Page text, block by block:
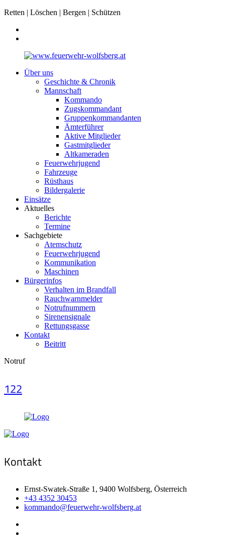
Retten | Löschen | Bergen | Schützen
Über uns
Geschichte & Chronik
Mannschaft
Kommando
Zugskommandant
Gruppenkommandanten
Ämterführer
Aktive Mitglieder
Gastmitglieder
Altkameraden
Feuerwehrjugend
Fahrzeuge
Rüsthaus
Bildergalerie
Einsätze
Aktuelles
Berichte
Termine
Sachgebiete
Atemschutz
Feuerwehrjugend
Kommunikation
Maschinen
Bürgerinfos
Verhalten im Brandfall
Rauchwarnmelder
Notrufnummern
Sirenensignale
Rettungsgasse
Kontakt
Beitritt
Notruf
122
Kontakt
Ernst-Swatek-Straße 1, 9400 Wolfsberg, Österreich
+43 4352 30453
kommando@feuerwehr-wolfsberg.at